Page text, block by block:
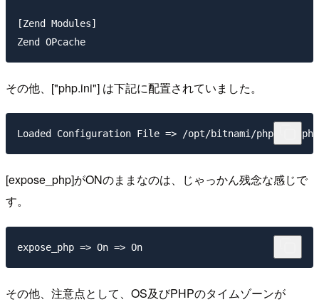
[Zend Modules]
その他、["php.ini"] は下記に配置されていました。
[expose_php]がONのままなのは、じゃっかん残念な感じで
す。
その他、注意点として、OS及びPHPのタイムゾーンが